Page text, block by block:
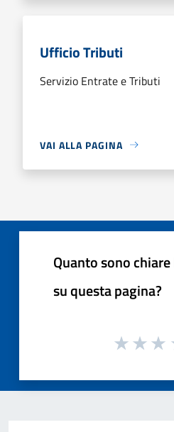
Ufficio Tributi
Servizio Entrate e Tributi
VAI ALLA PAGINA
Quanto sono
su questa pagina?